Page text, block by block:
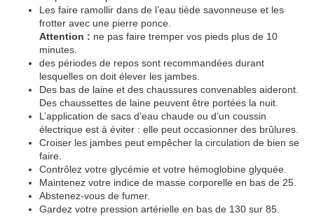
Les faire ramollir dans de l’eau tiède savonneuse et les
frotter avec une pierre ponce.
Attention : ne pas faire tremper vos pieds plus de 10
minutes.
des périodes de repos sont recommandées durant
lesquelles on doit élever les jambes.
Des bas de laine et des chaussures convenables aideront.
Des chaussettes de laine peuvent être portées la nuit.
L’application de sacs d’eau chaude ou d’un coussin
électrique est à éviter : elle peut occasionner des brûlures.
Croiser les jambes peut empêcher la circulation de bien se
faire.
Contrôlez votre glycémie et votre hémoglobine glyquée.
Maintenez votre indice de masse corporelle en bas de 25.
Abstenez-vous de fumer.
Gardez votre pression artérielle en bas de 130 sur 85.